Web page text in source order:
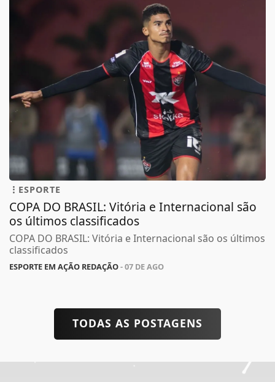
ESPORTE
COPA DO BRASIL: Vitória e Internacional são
os últimos classificados
COPA DO BRASIL: Vitória e Internacional são os últimos
classificados
ESPORTE EM AÇÃO REDAÇÃO- 07 DE AGO
TODAS AS POSTAGENS